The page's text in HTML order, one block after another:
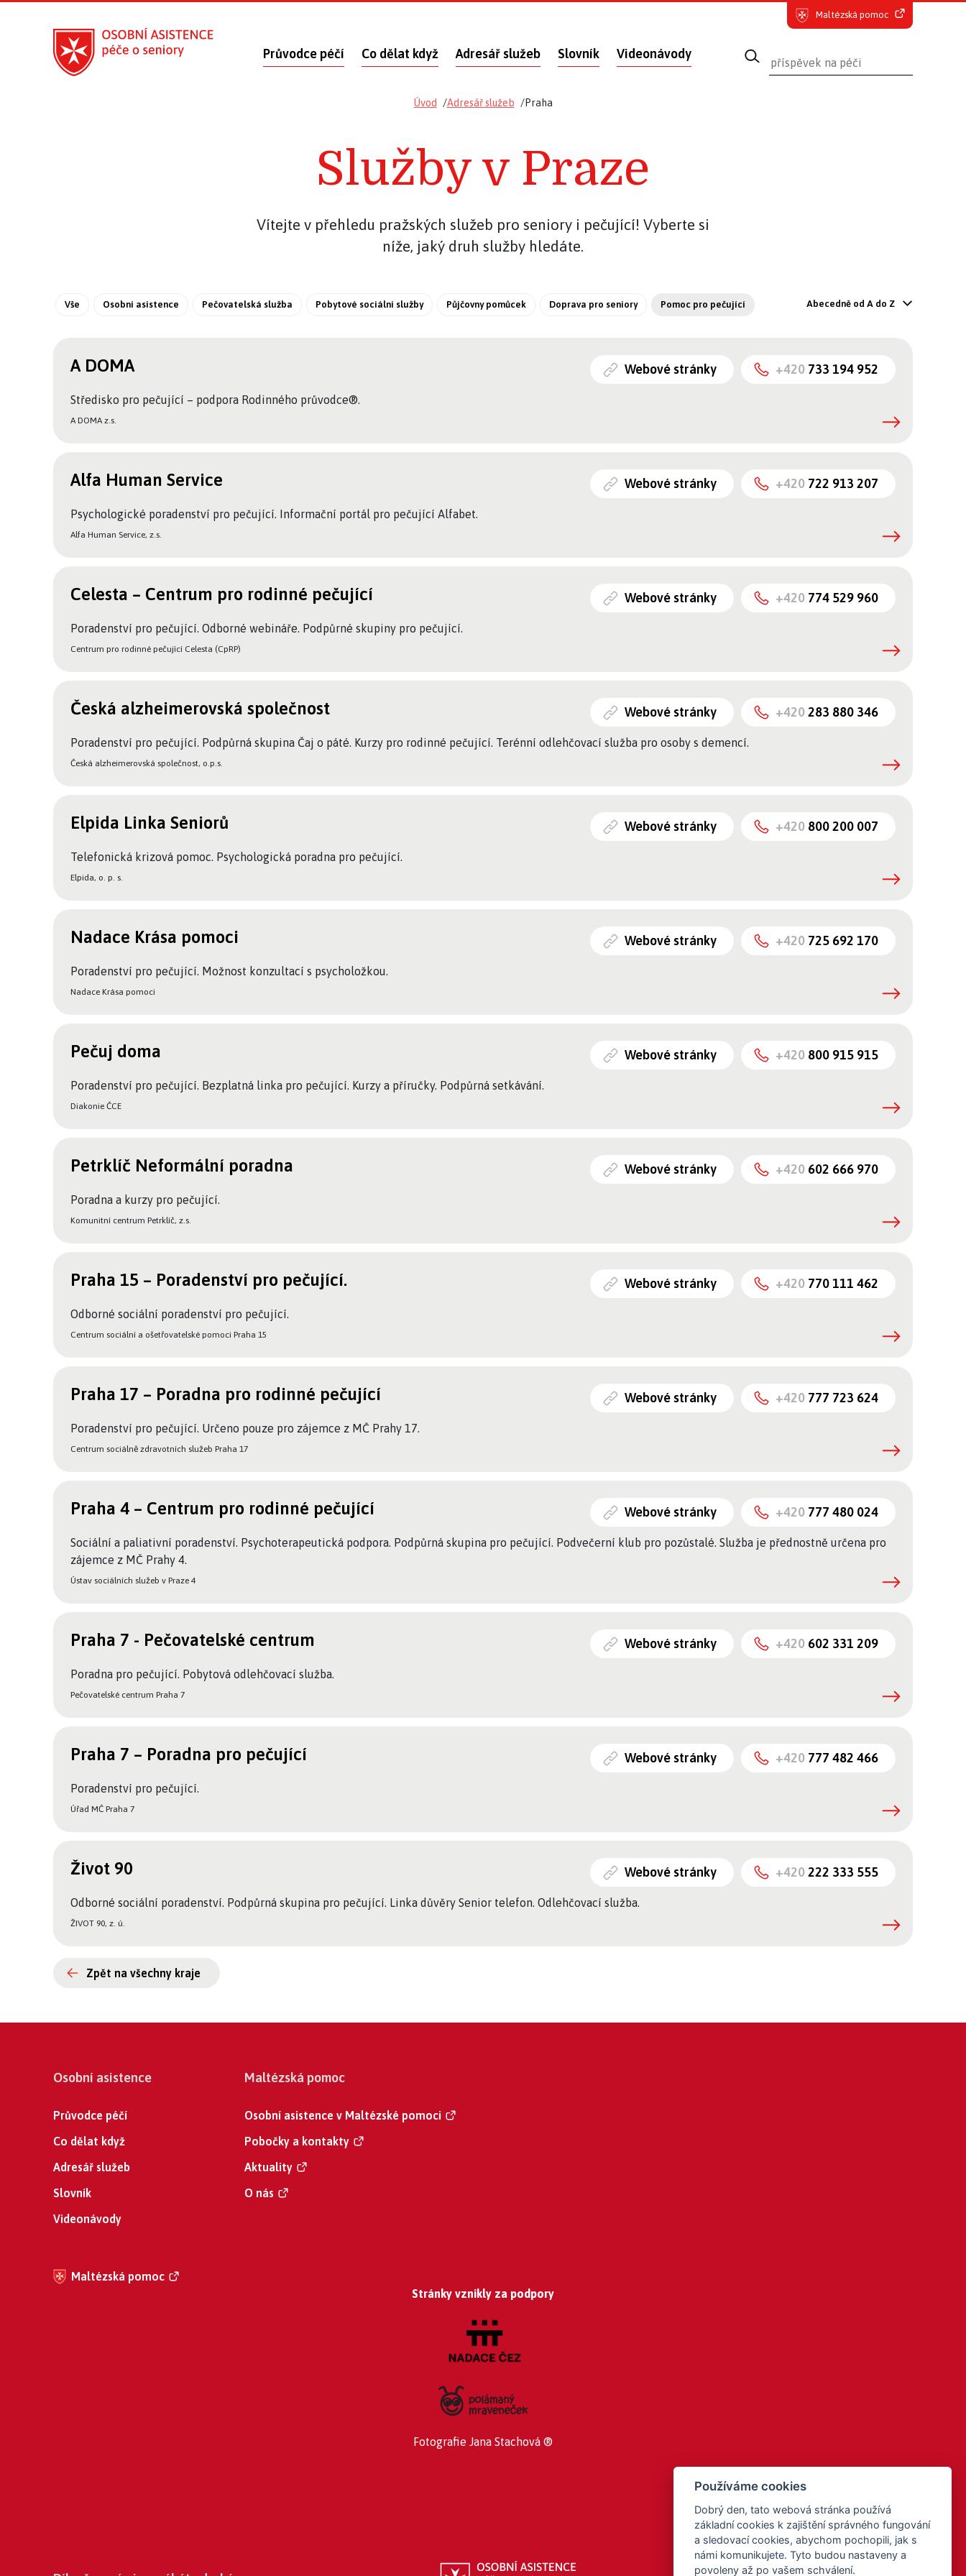
Maltézská pomoc
Průvodce péčí Co dělat když Adresář služeb Slovník Videonávody
Úvod Adresář služeb Praha
Služby v Praze
Vítejte v přehledu pražských služeb pro seniory i pečující! Vyberte si
níže, jaký druh služby hledáte.
Vše Osobní asistence Pečovatelská služba Pobytové sociální služby Půjčovny pomůcek Doprava pro seniory Pomoc pro pečující Abecedně od A do Z
A DOMA Webové stránky +420 733 194 952
Středisko pro pečující – podpora Rodinného průvodce®.
A DOMA z.s.
Alfa Human Service Webové stránky +420 722 913 207
Psychologické poradenství pro pečující. Informační portál pro pečující Alfabet.
Alfa Human Service, z.s.
Celesta – Centrum pro rodinné pečující Webové stránky +420 774 529 960
Poradenství pro pečující. Odborné webináře. Podpůrné skupiny pro pečující.
Centrum pro rodinné pečující Celesta (CpRP)
Česká alzheimerovská společnost Webové stránky +420283 880 346
Poradenství pro pečující. Podpůrná skupina Čaj o páté. Kurzy pro rodinné pečující. Terénní odlehčovací služba pro osoby s demencí.
Česká alzheimerovská společnost, o.p.s.
Elpida Linka Seniorů Webové stránky +420 800 200 007
Telefonická krizová pomoc. Psychologická poradna pro pečující.
Elpida, o. p. s.
Nadace Krása pomoci Webové stránky +420 725 692 170
Poradenství pro pečující. Možnost konzultací s psycholožkou.
Nadace Krása pomoci
Pečuj doma Webové stránky +420 800 915 915
Poradenství pro pečující. Bezplatná linka pro pečující. Kurzy a příručky. Podpůrná setkávání.
Diakonie ČCE
Petrklíč Neformální poradna Webové stránky +420 602 666 970
Poradna a kurzy pro pečující.
Komunitní centrum Petrklíč, z.s.
Praha 15 – Poradenství pro pečující. Webové stránky +420 770 111 462
Odborné sociální poradenství pro pečující.
Centrum sociální a ošetřovatelské pomoci Praha 15
Praha 17 – Poradna pro rodinné pečující Webové stránky +420 777 723 624
Poradenství pro pečující. Určeno pouze pro zájemce z MČ Prahy 17.
Centrum sociálně zdravotních služeb Praha 17
Praha 4 – Centrum pro rodinné pečující Webové stránky +420 777 480 024
Sociální a paliativní poradenství. Psychoterapeutická podpora. Podpůrná skupina pro pečující. Podvečerní klub pro pozůstalé. Služba je přednostně určena pro
zájemce z MČ Prahy 4.
Ústav sociálních služeb v Praze 4
Praha 7 - Pečovatelské centrum Webové stránky +420 602 331 209
Poradna pro pečující. Pobytová odlehčovací služba.
Pečovatelské centrum Praha 7
Praha 7 – Poradna pro pečující Webové stránky +420 777 482 466
Poradenství pro pečující.
Úřad MČ Praha 7
Život 90 Webové stránky +420222 333 555
Odborné sociální poradenství. Podpůrná skupina pro pečující. Linka důvěry Senior telefon. Odlehčovací služba.
ŽIVOT 90, z. ú.
Zpět na všechny kraje
Osobní asistence
Průvodce péčí
Co dělat když
Adresář služeb
Slovník
Videonávody
Maltézská pomoc
Osobní asistence v Maltézské pomoci
Pobočky a kontakty
Aktuality
O nás
Maltézská pomoc
Stránky vznikly za podpory
Fotografie Jana Stachová ®
Používáme cookies
Dobrý den, tato webová stránka používá
základní cookies k zajištění správného fungování
a sledovací cookies, abychom pochopili, jak s
námi komunikujete. Tyto budou nastaveny a
povoleny až po vašem schválení.